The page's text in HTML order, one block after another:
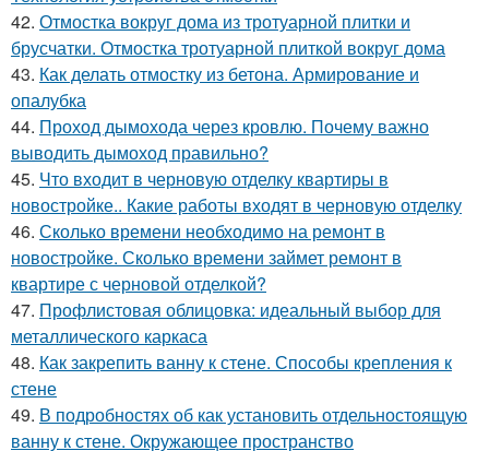
42. Отмостка вокруг дома из тротуарной плитки и
брусчатки. Отмостка тротуарной плиткой вокруг дома
43. Как делать отмостку из бетона. Армирование и
опалубка
44. Проход дымохода через кровлю. Почему важно
выводить дымоход правильно?
45. Что входит в черновую отделку квартиры в
новостройке.. Какие работы входят в черновую отделку
46. Сколько времени необходимо на ремонт в
новостройке. Сколько времени займет ремонт в
квартире с черновой отделкой?
47. Профлистовая облицовка: идеальный выбор для
металлического каркаса
48. Как закрепить ванну к стене. Способы крепления к
стене
49. В подробностях об как установить отдельностоящую
ванну к стене. Окружающее пространство